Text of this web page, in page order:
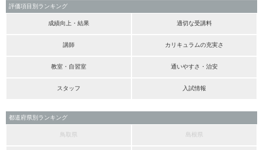
評価項目別ランキング
成績向上・結果 適切な受講料
講師 カリキュラムの充実さ
教室・自習室 通いやすさ・治安
スタッフ 入試情報
都道府県別ランキング
鳥取県 島根県